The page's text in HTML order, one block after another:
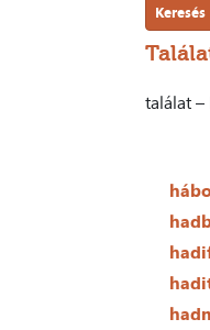
Keresés
találat